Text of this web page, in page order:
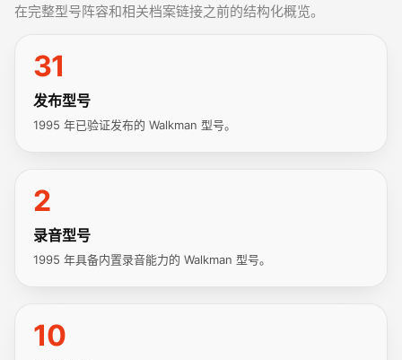
在完整型号阵容和相关档案链接之前的结构化概览。
31
发布型号
1995 年已验证发布的 Walkman 型号。
2
录音型号
1995 年具备内置录音能力的 Walkman 型号。
10